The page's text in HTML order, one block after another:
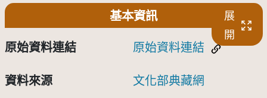
基本資訊
展
開
原始資料連結 原始資料連結
資料來源 文化部典藏網